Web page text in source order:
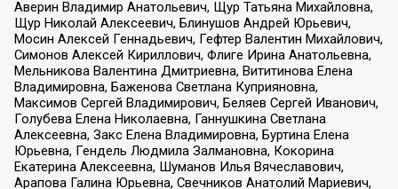
Аверин Владимир Анатольевич, Щур Татьяна Михайловна,
Щур Николай Алексеевич, Блинушов Андрей Юрьевич,
Мосин Алексей Геннадьевич, Гефтер Валентин Михайлович,
Симонов Алексей Кириллович, Флиге Ирина Анатольевна,
Мельникова Валентина Дмитриевна, Вититинова Елена
Владимировна, Баженова Светлана Куприяновна,
Максимов Сергей Владимирович, Беляев Сергей Иванович,
Голубева Елена Николаевна, Ганнушкина Светлана
Алексеевна, Закс Елена Владимировна, Буртина Елена
Юрьевна, Гендель Людмила Залмановна, Кокорина
Екатерина Алексеевна, Шуманов Илья Вячеславович,
Арапова Галина Юрьевна, Свечников Анатолий Мариевич,